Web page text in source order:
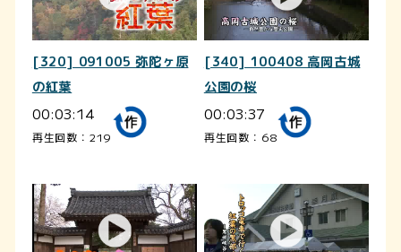
[320] 091005 弥陀ヶ原
の紅葉
00:03:14
再生回数：219
[340] 100408 高岡古城
公園の桜
00:03:37
再生回数：68